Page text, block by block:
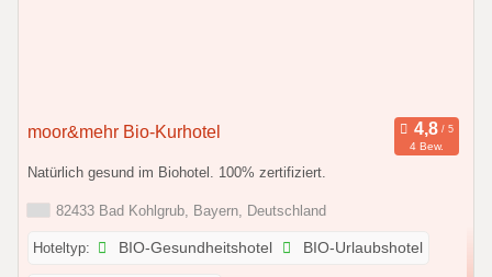
moor&mehr Bio-Kurhotel
4 Bew.
Natürlich gesund im Biohotel. 100% zertifiziert.
82433 Bad Kohlgrub, Bayern, Deutschland
Hoteltyp: BIO-Gesundheitshotel BIO-Urlaubshotel